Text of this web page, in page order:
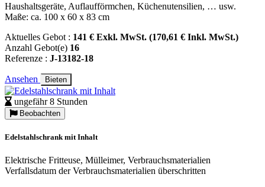
Haushaltsgeräte, Auflaufförmchen, Küchenutensilien, … usw.
Maße: ca. 100 x 60 x 83 cm
Aktuelles Gebot : 141 € Exkl. MwSt. (170,61 € Inkl. MwSt.)
Anzahl Gebot(e) 16
Referenze : J-13182-18
Ansehen Bieten
ungefähr 8 Stunden
Beobachten
Edelstahlschrank mit Inhalt
Elektrische Fritteuse, Mülleimer, Verbrauchsmaterialien
Verfallsdatum der Verbrauchsmaterialien überschritten